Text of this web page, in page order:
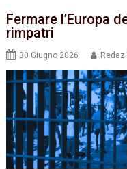
Fermare l’Europa
rimpatri
30 Giugno 2026